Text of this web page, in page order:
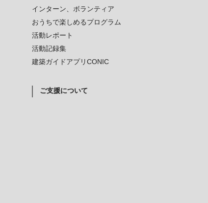
インターン、ボランティア
おうちで楽しめるプログラム
活動レポート
活動記録集
建築ガイドアプリCONIC
ご支援について